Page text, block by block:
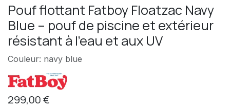
Pouf flottant Fatboy Floatzac Navy
Blue – pouf de piscine et extérieur
résistant à l’eau et aux UV
Couleur: navy blue
299,00€